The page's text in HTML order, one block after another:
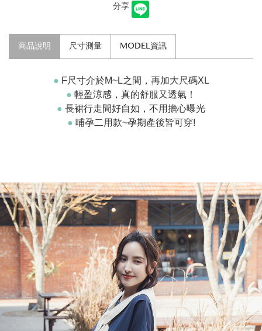
分享
商品說明 尺寸測量 MODEL資訊
● F尺寸介於M~L之間，再加大尺碼XL
● 輕盈涼感，真的舒服又透氣！
● 長裙行走間好自如，不用擔心曝光
● 哺孕二用款~孕期產後皆可穿!